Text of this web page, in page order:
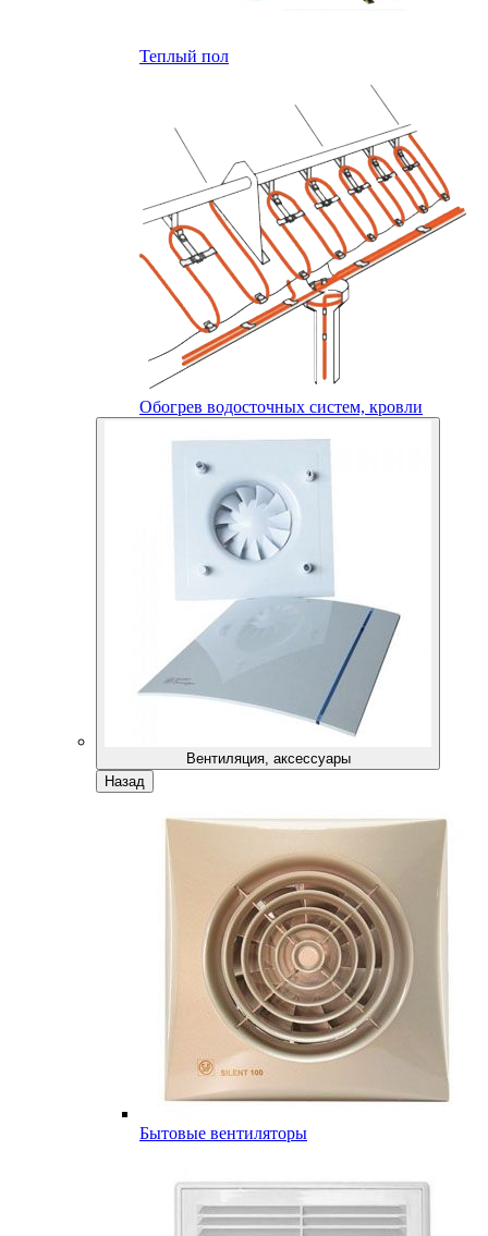
Теплый пол
Обогрев водосточных систем, кровли
Вентиляция, аксессуары
Назад
Бытовые вентиляторы